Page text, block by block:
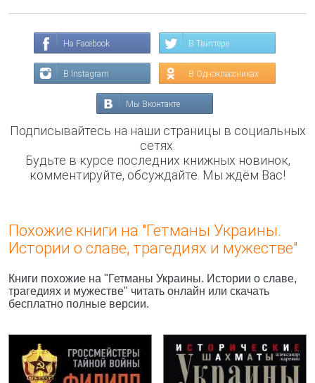
На Facebook В Твиттере
В Instagram В Одноклассниках
Мы Вконтакте
Подписывайтесь на наши страницы в социальных
сетях.
Будьте в курсе последних книжных новинок,
комментируйте, обсуждайте. Мы ждём Вас!
Похожие книги на "Гетманы Украины.
Истории о славе, трагедиях и мужестве"
Книги похожие на "Гетманы Украины. Истории о славе,
трагедиях и мужестве" читать онлайн или скачать
бесплатно полные версии.